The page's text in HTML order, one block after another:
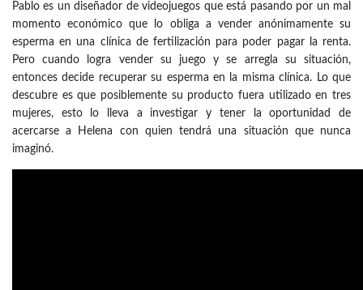
Pablo es un diseñador de videojuegos que está pasando por un mal
momento económico que lo obliga a vender anónimamente su
esperma en una clínica de fertilización para poder pagar la renta.
Pero cuando logra vender su juego y se arregla su situación,
entonces decide recuperar su esperma en la misma clínica. Lo que
descubre es que posiblemente su producto fuera utilizado en tres
mujeres, esto lo lleva a investigar y tener la oportunidad de
acercarse a Helena con quien tendrá una situación que nunca
imaginó.